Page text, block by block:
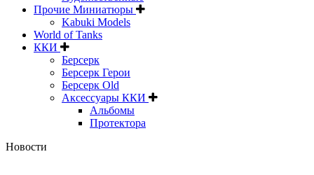
Прочие Миниатюры
Kabuki Models
World of Tanks
ККИ
Берсерк
Берсерк Герои
Берсерк Old
Аксессуары ККИ
Альбомы
Протектора
Новости